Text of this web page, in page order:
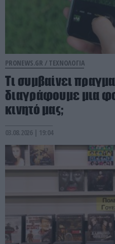
PRONEWS.GR / ΤΕΧΝΟΛΟΓΙΑ
Τι συμβαίνει
διαγράφουμε μια
κινητό μας;
03.08.2026 | 19:04